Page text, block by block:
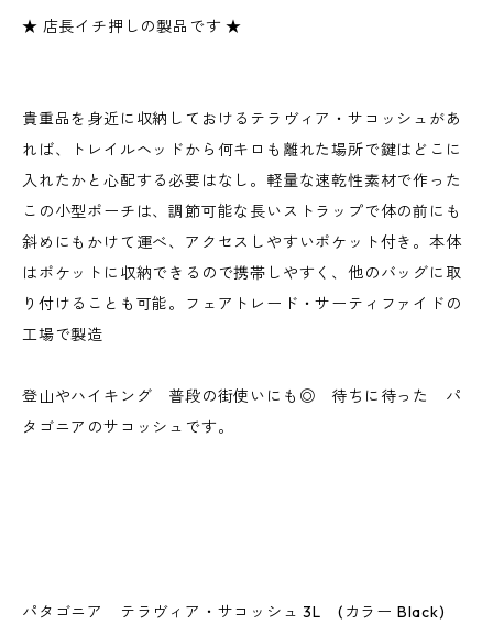
★ 店長イチ押しの製品です ★
貴重品を身近に収納しておけるテラヴィア・サコッシュがあ
れば、トレイルヘッドから何キロも離れた場所で鍵はどこに
入れたかと心配する必要はなし。軽量な速乾性素材で作った
この小型ポーチは、調節可能な長いストラップで体の前にも
斜めにもかけて運べ、アクセスしやすいポケット付き。本体
はポケットに収納できるので携帯しやすく、他のバッグに取
り付けることも可能。フェアトレード・サーティファイドの
工場で製造
登山やハイキング 普段の街使いにも◎ 待ちに待った パ
タゴニアのサコッシュです。
パタゴニア テラヴィア・サコッシュ 3L (カラー Black)